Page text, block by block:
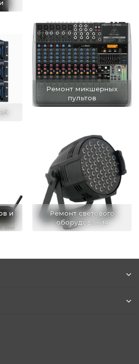
Ремонт микшерных
пультов
и
Ремонт светового
оборудования